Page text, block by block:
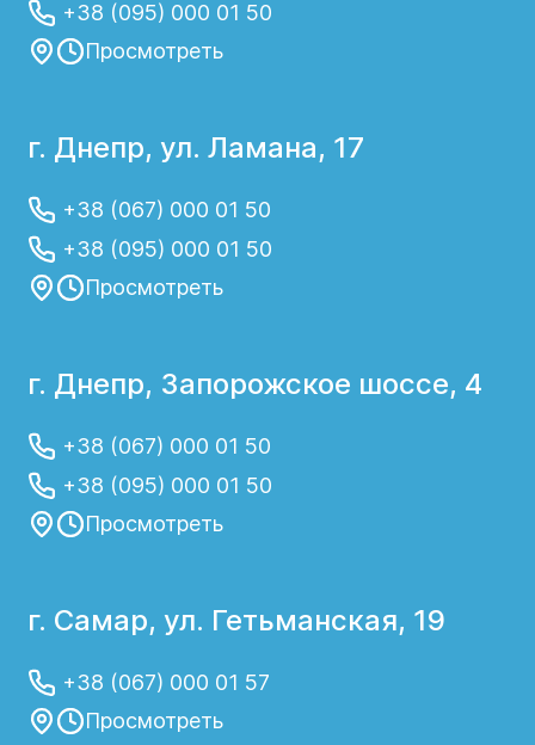
+38 (095) 000 01 50
Просмотреть
г. Днепр, ул. Ламана, 17
+38 (067) 000 01 50
+38 (095) 000 01 50
Просмотреть
г. Днепр, Запорожское шоссе, 4
+38 (067) 000 01 50
+38 (095) 000 01 50
Просмотреть
г. Самар, ул. Гетьманская, 19
+38 (067) 000 01 57
Просмотреть